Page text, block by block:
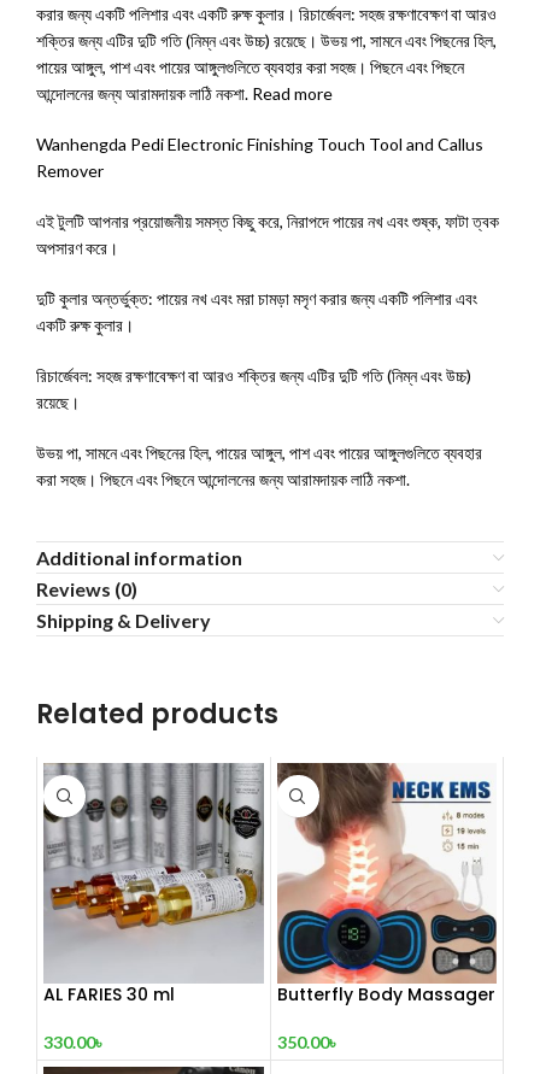
করার জন্য একটি পলিশার এবং একটি রুক্ষ কুলার। রিচার্জেবল: সহজ রক্ষণাবেক্ষণ বা আরও
শক্তির জন্য এটির দুটি গতি (নিম্ন এবং উচ্চ) রয়েছে। উভয় পা, সামনে এবং পিছনের হিল,
পায়ের আঙ্গুল, পাশ এবং পায়ের আঙ্গুলগুলিতে ব্যবহার করা সহজ। পিছনে এবং পিছনে
আন্দোলনের জন্য আরামদায়ক লাঠি নকশা. Read more
Wanhengda Pedi Electronic Finishing Touch Tool and Callus
Remover
এই টুলটি আপনার প্রয়োজনীয় সমস্ত কিছু করে, নিরাপদে পায়ের নখ এবং শুষ্ক, ফাটা ত্বক
অপসারণ করে।
দুটি কুলার অন্তর্ভুক্ত: পায়ের নখ এবং মরা চামড়া মসৃণ করার জন্য একটি পলিশার এবং
একটি রুক্ষ কুলার।
রিচার্জেবল: সহজ রক্ষণাবেক্ষণ বা আরও শক্তির জন্য এটির দুটি গতি (নিম্ন এবং উচ্চ)
রয়েছে।
উভয় পা, সামনে এবং পিছনের হিল, পায়ের আঙ্গুল, পাশ এবং পায়ের আঙ্গুলগুলিতে ব্যবহার
করা সহজ। পিছনে এবং পিছনে আন্দোলনের জন্য আরামদায়ক লাঠি নকশা.
Additional information
Reviews (0)
Shipping & Delivery
Related products
AL FARIES 30 ml
330.00৳
Butterfly Body Massager
রিল্যাক্সেশন! 🦋
350.00৳